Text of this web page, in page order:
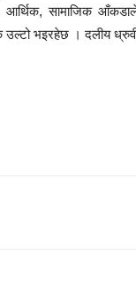
आर्थिक, सामाजिक
उल्टो भइरहेछ । दलीय